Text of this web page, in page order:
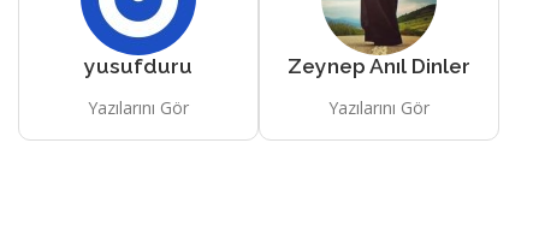
yusufduru
Yazılarını Gör
Zeynep Anıl Dinler
Yazılarını Gör